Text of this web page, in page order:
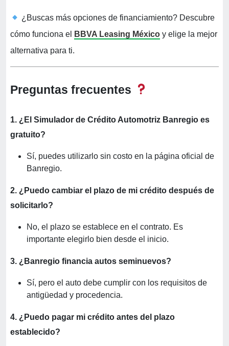
¿Buscas más opciones de financiamiento? Descubre
cómo funciona el
BBVA Leasing México y elige la mejor
alternativa para ti.
Preguntas frecuentes
1. ¿El Simulador de Crédito Automotriz Banregio es
gratuito?
Sí, puedes utilizarlo sin costo en la página oficial de
Banregio.
2. ¿Puedo cambiar el plazo de mi crédito después de
solicitarlo?
No, el plazo se establece en el contrato. Es
importante elegirlo bien desde el inicio.
3. ¿Banregio financia autos seminuevos?
Sí, pero el auto debe cumplir con los requisitos de
antigüedad y procedencia.
4. ¿Puedo pagar mi crédito antes del plazo
establecido?